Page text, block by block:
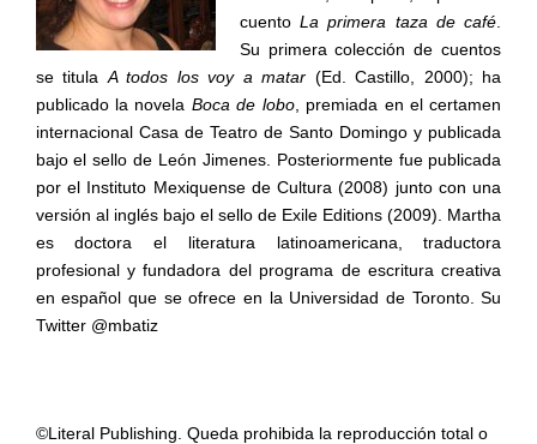
cuento La primera taza de café
Su primera colección de cuentos
se titula A todos los voy a matar (Ed. Castillo, 2000); ha
publicado la novela Boca de lobo, premiada en el certamen
internacional Casa de Teatro de Santo Domingo y publicada
bajo el sello de León Jimenes. Posteriormente fue publicada
por el Instituto Mexiquense de Cultura (2008) junto con una
versión al inglés bajo el sello de Exile Editions (2009). Martha
es doctora el literatura latinoamericana, traductora
profesional y fundadora del programa de escritura creativa
en español que se ofrece en la Universidad de Toronto. Su
Twitter @mbatiz
©Literal Publishing. Queda prohibida la reproducción total o